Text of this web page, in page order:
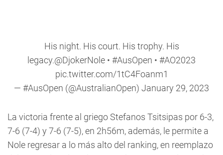
His night. His court. His trophy. His
legacy.@DjokerNole • #AusOpen • #AO2023
pic.twitter.com/1tC4Foanm1
— #AusOpen (@AustralianOpen) January 29, 2023
La victoria frente al griego Stefanos Tsitsipas por 6-3,
7-6 (7-4) y 7-6 (7-5), en 2h56m, además, le permite a
Nole regresar a lo más alto del ranking, en reemplazo